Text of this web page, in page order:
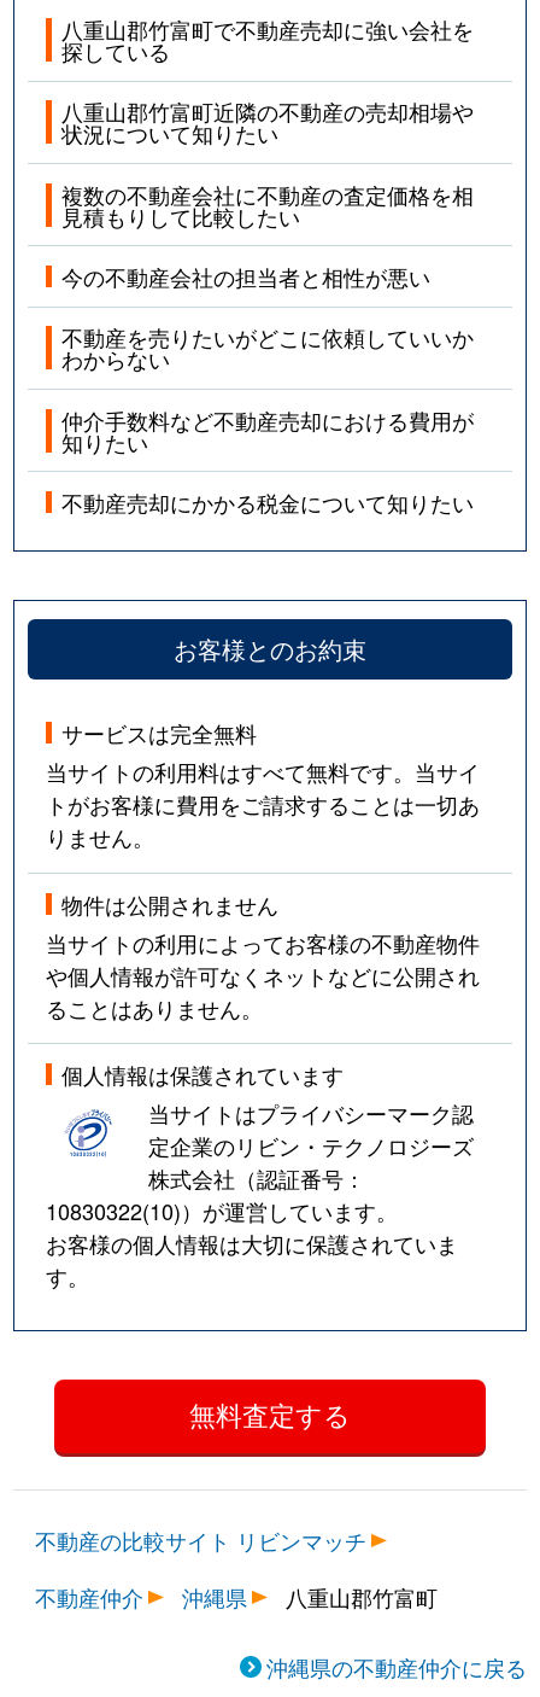
八重山郡竹富町で不動産売却に強い会社を
探している
八重山郡竹富町近隣の不動産の売却相場や
状況について知りたい
複数の不動産会社に不動産の査定価格を相
見積もりして比較したい
今の不動産会社の担当者と相性が悪い
不動産を売りたいがどこに依頼していいか
わからない
仲介手数料など不動産売却における費用が
知りたい
不動産売却にかかる税金について知りたい
お客様とのお約束
サービスは完全無料
当サイトの利用料はすべて無料です。当サイ
トがお客様に費用をご請求することは一切あ
りません。
物件は公開されません
当サイトの利用によってお客様の不動産物件
や個人情報が許可なくネットなどに公開され
ることはありません。
個人情報は保護されています
当サイトはプライバシーマーク認
定企業のリビン・テクノロジーズ
株式会社（認証番号：
10830322(10)）が運営しています。
お客様の個人情報は大切に保護されていま
す。
不動産の比較サイト リビンマッチ
不動産仲介
沖縄県 八重山郡竹富町
沖縄県の不動産仲介に戻る